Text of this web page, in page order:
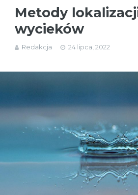
Metody
wycieków
Redakcja 24 lipca, 2022